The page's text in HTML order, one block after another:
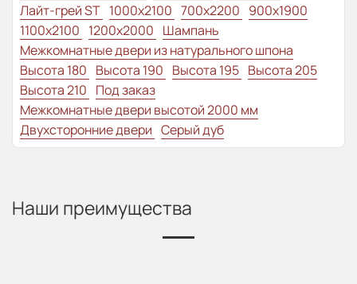
Лайт-грей ST 1000x2100 700x2200 900x1900
1100x2100 1200x2000 Шампань
Межкомнатные двери из натурального шпона
Высота 180 Высота 190 Высота 195 Высота 205
Высота 210 Под заказ
Межкомнатные двери высотой 2000 мм
Двухсторонние двери Серый дуб
Наши преимущества